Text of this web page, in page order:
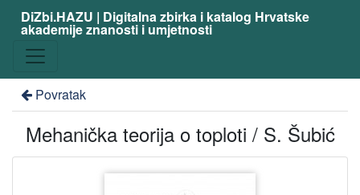
DiZbi.HAZU | Digitalna zbirka i katalog Hrvatske
akademije znanosti i umjetnosti
Povratak
Mehanička teorija o toploti / S. Šubić